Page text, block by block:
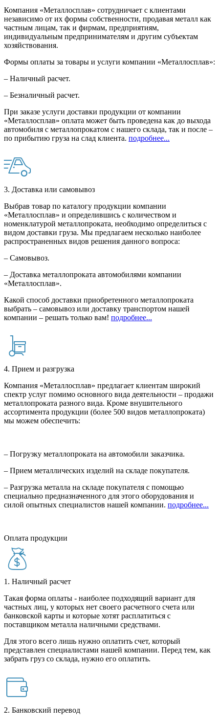
Компания «Металлосплав» сотрудничает с клиентами
независимо от их формы собственности, продавая металл как
частным лицам, так и фирмам, предприятиям,
индивидуальным предпринимателям и другим субъектам
хозяйствования.
Формы оплаты за товары и услуги компании «Металлосплав»:
– Наличный расчет.
– Безналичный расчет.
При заказе услуги доставки продукции от компании
«Металлосплав» оплата может быть проведена как до выхода
автомобиля с металлопрокатом с нашего склада, так и после –
по прибытию груза на слад клиента. подробнее...
3. Доставка или самовывоз
Выбрав товар по каталогу продукции компании
«Металлосплав» и определившись с количеством и
номенклатурой металлопроката, необходимо определиться с
видом доставки груза. Мы предлагаем несколько наиболее
распространенных видов решения данного вопроса:
– Самовывоз.
– Доставка металлопроката автомобилями компании
«Металлосплав».
Какой способ доставки приобретенного металлопроката
выбрать – самовывоз или доставку транспортом нашей
компании – решать только вам! подробнее...
4. Прием и разгрузка
Компания «Металлосплав» предлагает клиентам широкий
спектр услуг помимо основного вида деятельности – продажи
металлопроката разного вида. Кроме внушительного
ассортимента продукции (более 500 видов металлопроката)
мы можем обеспечить:
– Погрузку металлопроката на автомобили заказчика.
– Прием металлических изделий на складе покупателя.
– Разгрузка металла на складе покупателя с помощью
специально предназначенного для этого оборудования и
силой опытных специалистов нашей компании. подробнее...
Оплата продукции
1. Наличный расчет
Такая форма оплаты - наиболее подходящий вариант для
частных лиц, у которых нет своего расчетного счета или
банковской карты и которые хотят расплатиться с
поставщиком металла наличными средствами.
Для этого всего лишь нужно оплатить счет, который
представлен специалистами нашей компании. Перед тем, как
забрать груз со склада, нужно его оплатить.
2. Банковский перевод